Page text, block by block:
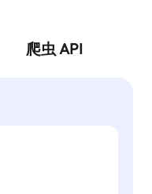
爬虫 API